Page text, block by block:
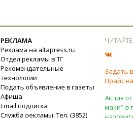
РЕКЛАМА
Реклама на altapress.ru
Отдел рекламы в ТГ
Рекомендательные
технологии
Подать объявление в газеты
Афиша
Email подписка
Служба рекламы. Тел. (3852)
Задать
Прайс
Акция
маки" в